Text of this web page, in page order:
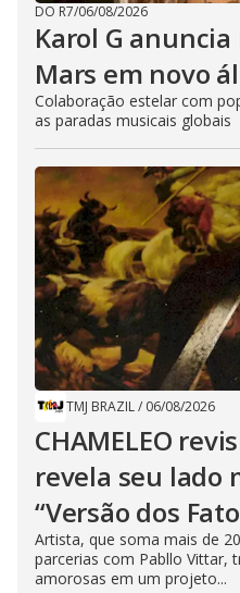
DO R7/06/08/2026
Karol G
Mars em novo
Colaboração estelar com
as paradas musicais globais
TMJ BRAZIL/ 06/08/2026
CHAMELEO
revela seu lado
“Versão dos
Artista, que soma mais de
parcerias com Pabllo Vittar,
amorosas em um projeto...